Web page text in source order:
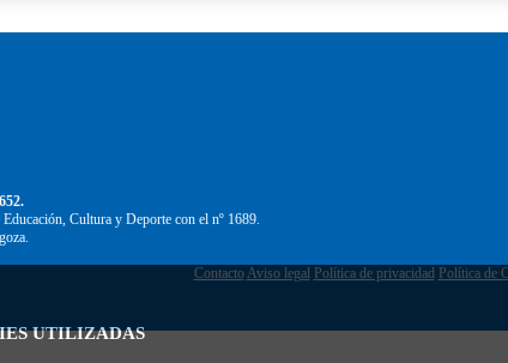
UTILIZADAS
Cultura y Deporte con el nº 1689.
Contacto Aviso legal Política de privacidad Política de